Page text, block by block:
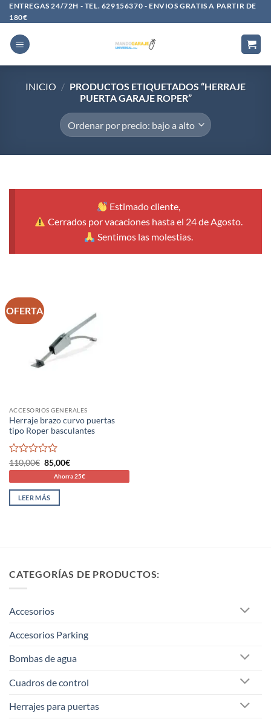
Saltar
al
contenido
ENTREGAS 24/72H - TEL. 629156370 - ENVIOS GRATIS A PARTIR DE
180€
INICIO / PRODUCTOS ETIQUETADOS “HERRAJE
PUERTA GARAJE ROPER”
Estimado cliente,
Cerrados por vacaciones hasta el 24 de Agosto.
Sentimos las molestias.
OFERTA
ACCESORIOS GENERALES
Herraje brazo curvo puertas
tipo Roper basculantes
Valorado
con
0
de
110,00€ El
precio
original
era:
110,00€.
85,00€El
precio
actual
es:
Ahorra 25€
LEER MÁS
CATEGORÍAS DE PRODUCTOS:
Accesorios
Accesorios Parking
Bombas de agua
Cuadros de control
Herrajes para puertas